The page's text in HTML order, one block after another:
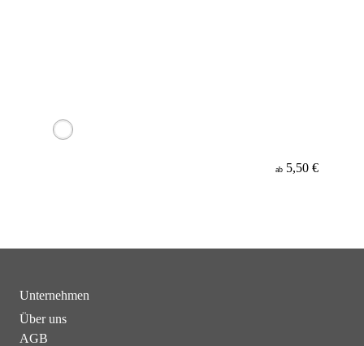
ab 5,50 €
Unternehmen
Über uns
AGB